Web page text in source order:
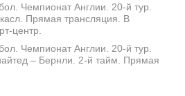
Чемпионат Англии. 20-й тур.
Прямая трансляция. В
центр.
Чемпионат Англии. 20-й тур.
– Бернли. 2-й тайм. Прямая